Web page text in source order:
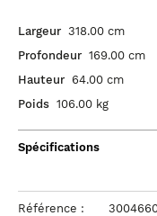
Largeur 318.00 cm
Profondeur 169.00 cm
Hauteur 64.00 cm
Poids 106.00 kg
Spécifications
Référence :